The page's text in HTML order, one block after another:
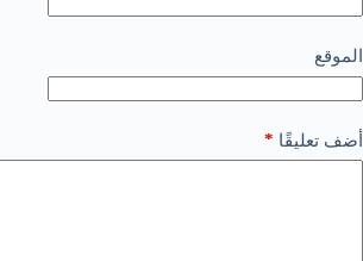
الموقع
أضف تعليقًا *